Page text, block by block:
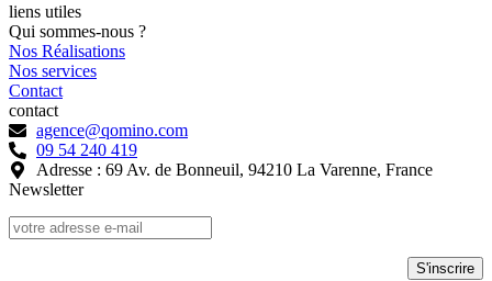
liens utiles
Qui sommes-nous ?
Nos Réalisations
Nos services
Contact
contact
agence@qomino.com
09 54 240 419
Adresse : 69 Av. de Bonneuil, 94210 La Varenne, France
Newsletter